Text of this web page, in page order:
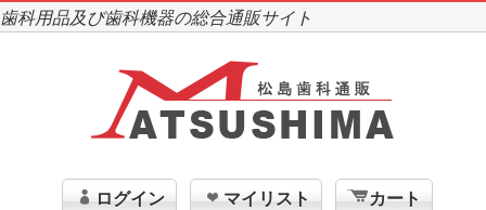
歯科用品及び歯科機器の総合通販サイト
ログイン マイリスト カート